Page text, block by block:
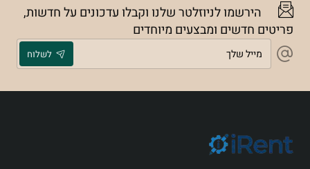
הירשמו לניוזלטר שלנו וקבלו עדכונים על חדשות,
פריטים חדשים ומבצעים מיוחדים
מייל
שלך
לשלוח